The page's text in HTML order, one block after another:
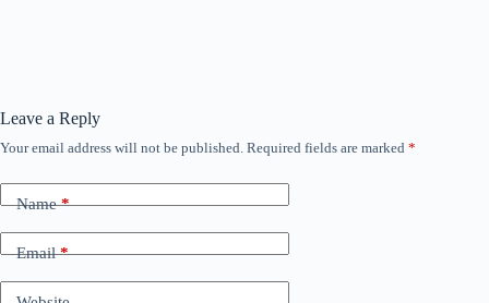
Leave a Reply
Your email address will not be published. Required fields are marked *
Name*
Email*